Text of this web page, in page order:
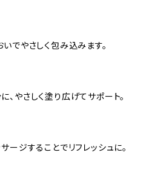
でやさしく包み込みます。
やさしく塗り広げてサポート。
ージすることでリフレッシュに。